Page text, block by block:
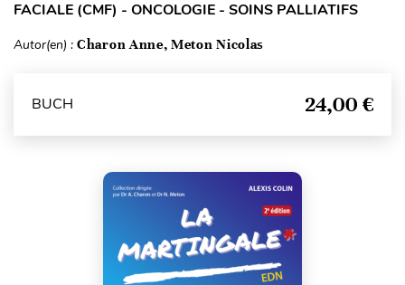
FACIALE (CMF) - ONCOLOGIE - SOINS PALLIATIFS
Autor(en) : Charon Anne, Meton Nicolas
BUCH 24,00 €